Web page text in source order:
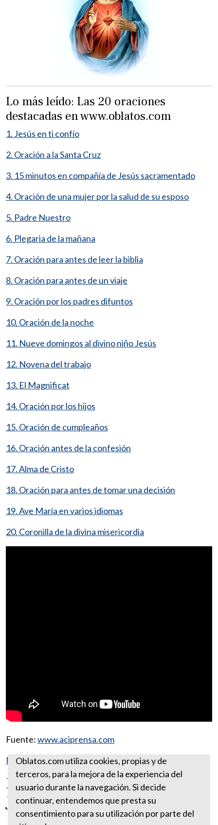
Lo más leído: Las 20 oraciones
destacadas en www.oblatos.com
1. Jesús en ti confío
2. Oración a la Santa Cruz
3. 15 minutos en compañía de Jesús sacramentado
4. Oración de una mujer por la salud de su esposo
5. Padre Nuestro
6. Plegaria de la mañana
7. Oración para antes de leer la biblia
8. Oración para antes de un viaje
9. Oración por los padres difuntos
10. Oración de la noche
11. Nueve domingos al divino niño Jesús
12. Novena del trabajo
13. El Magnificat
14. Oración por los hijos
15. Oración de cumpleaños
16. Oración antes de la confesión
17. Alma de Cristo
18. Oración para antes de tomar una decisión
19. Ave María en varios idiomas
20. Coronilla de la divina misericordia
Fuente:www.aciprensa.com
Más reflexiones de junio
Día del Sagrado Corazón de
Jesús
Oblatos.com utiliza cookies, propias y de
terceros, para la mejora de la experiencia del
usuario durante la navegación. Si decide
continuar, entendemos que presta su
consentimiento para su utilización por parte del